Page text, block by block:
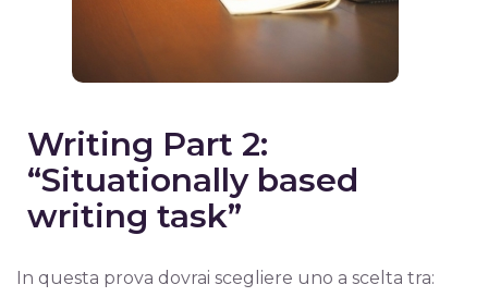
Writing Part 2:
“Situationally based
writing task”
In questa prova dovrai scegliere uno a scelta tra: